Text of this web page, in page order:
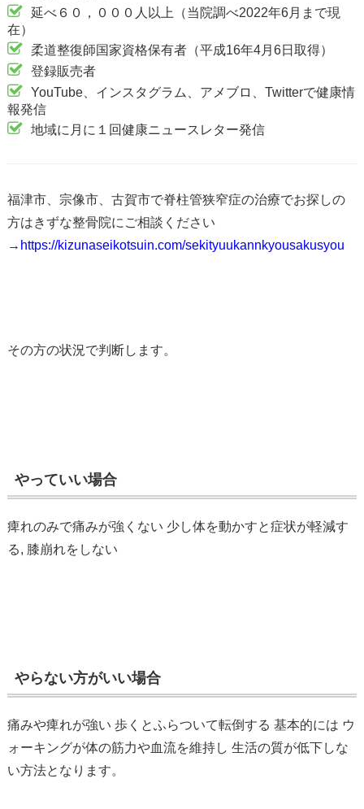
延べ６０，０００人以上（当院調べ2022年6月まで現
在）
柔道整復師国家資格保有者（平成16年4月6日取得）
登録販売者
YouTube、インスタグラム、アメブロ、Twitterで健康情
報発信
地域に月に１回健康ニュースレター発信
福津市、宗像市、古賀市で脊柱管狭窄症の治療でお探しの
方はきずな整骨院にご相談ください
→ https://kizunaseikotsuin.com/sekityuukannkyousakusyou
その方の状況で判断します。
やっていい場合
痺れのみで痛みが強くない 少し体を動かすと症状が軽減す
る, 膝崩れをしない
やらない方がいい場合
痛みや痺れが強い 歩くとふらついて転倒する 基本的には ウ
ォーキングが体の筋力や血流を維持し 生活の質が低下しな
い方法となります。